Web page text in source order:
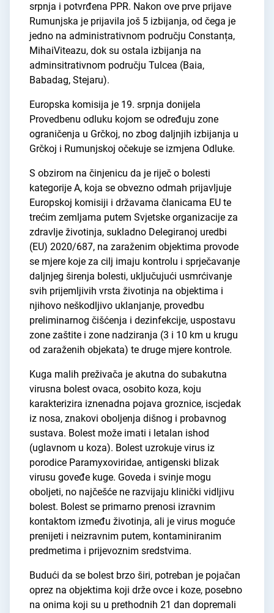
srpnja i potvrđena PPR. Nakon ove prve prijave
Rumunjska je prijavila još 5 izbijanja, od čega je
jedno na administrativnom području Constanța,
MihaiViteazu, dok su ostala izbijanja na
adminsitrativnom području Tulcea (Baia,
Babadag, Stejaru).
Europska komisija je 19. srpnja donijela
Provedbenu odluku kojom se određuju zone
ograničenja u Grčkoj, no zbog daljnjih izbijanja u
Grčkoj i Rumunjskoj očekuje se izmjena Odluke.
S obzirom na činjenicu da je riječ o bolesti
kategorije A, koja se obvezno odmah prijavljuje
Europskoj komisiji i državama članicama EU te
trećim zemljama putem Svjetske organizacije za
zdravlje životinja, sukladno Delegiranoj uredbi
(EU) 2020/687, na zaraženim objektima provode
se mjere koje za cilj imaju kontrolu i sprječavanje
daljnjeg širenja bolesti, uključujući usmrćivanje
svih prijemljivih vrsta životinja na objektima i
njihovo neškodljivo uklanjanje, provedbu
preliminarnog čišćenja i dezinfekcije, uspostavu
zone zaštite i zone nadziranja (3 i 10 km u krugu
od zaraženih objekata) te druge mjere kontrole.
Kuga malih preživača je akutna do subakutna
virusna bolest ovaca, osobito koza, koju
karakterizira iznenadna pojava groznice, iscjedak
iz nosa, znakovi oboljenja dišnog i probavnog
sustava. Bolest može imati i letalan ishod
(uglavnom u koza). Bolest uzrokuje virus iz
porodice Paramyxoviridae, antigenski blizak
virusu goveđe kuge. Goveda i svinje mogu
oboljeti, no najčešće ne razvijaju klinički vidljivu
bolest. Bolest se primarno prenosi izravnim
kontaktom između životinja, ali je virus moguće
prenijeti i neizravnim putem, kontaminiranim
predmetima i prijevoznim sredstvima.
Budući da se bolest brzo širi, potreban je pojačan
oprez na objektima koji drže ovce i koze, posebno
na onima koji su u prethodnih 21 dan dopremali